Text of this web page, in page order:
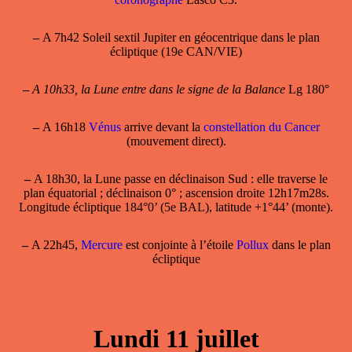
–A 7h42 Soleil sextil Jupiter en géocentrique dans le plan
écliptique (19e CAN/VIE)
– A 10h33, la Lune entre dans le signe de la Balance Lg 180°
–A 16h18 Vénusarrive devant la constellation du Cancer
(mouvement direct).
–A 18h30, la Lune passe en déclinaison Sud : elle traverse le
plan équatorial ; déclinaison 0° ; ascension droite 12h17m28s.
Longitude écliptique 184°0’ (5e BAL), latitude +1°44’ (monte).
–A 22h45, Mercureest conjointe à l’étoile Pollux dans le plan
écliptique
Lundi 11 juillet